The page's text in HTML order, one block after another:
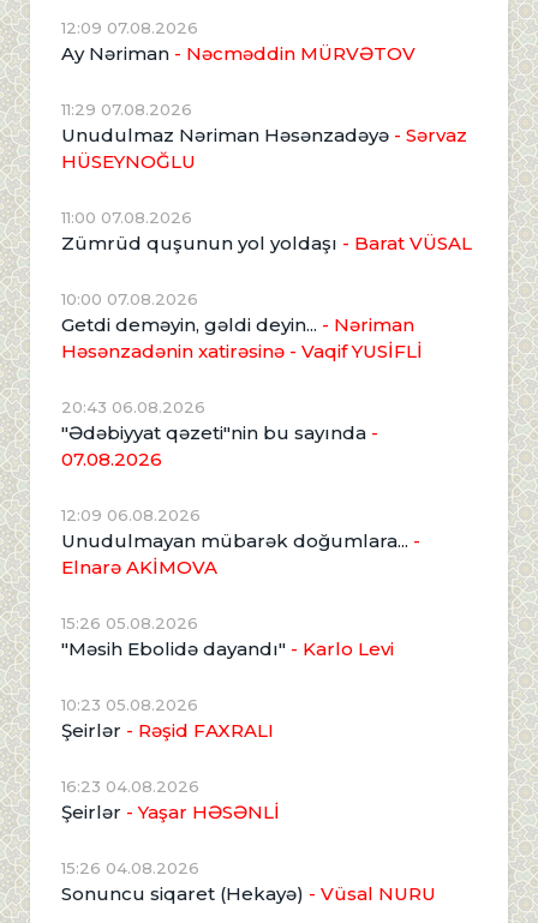
12:09 07.08.2026
Ay Nəriman - Nəcməddin MÜRVƏTOV
11:29 07.08.2026
Unudulmaz Nəriman Həsənzadəyə - Sərvaz
HÜSEYNOĞLU
11:00 07.08.2026
Zümrüd quşunun yol yoldaşı - Barat VÜSAL
10:00 07.08.2026
Getdi deməyin, gəldi deyin... - Nəriman
Həsənzadənin xatirəsinə - Vaqif YUSİFLİ
20:43 06.08.2026
"Ədəbiyyat qəzeti"nin bu sayında -
07.08.2026
12:09 06.08.2026
Unudulmayan mübarək doğumlara... -
Elnarə AKİMOVA
15:26 05.08.2026
"Məsih Ebolidə dayandı" - Karlo Levi
10:23 05.08.2026
Şeirlər - Rəşid FAXRALI
16:23 04.08.2026
Şeirlər - Yaşar HƏSƏNLİ
15:26 04.08.2026
Sonuncu siqaret (Hekayə) - Vüsal NURU